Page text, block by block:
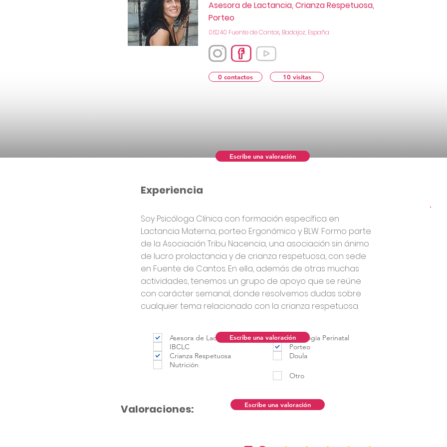
Asesora de Lactancia, Crianza Respetuosa,
Porteo
06240 Fuente de Cantos, Badajoz, España
0 contactos 10 visitas
Soy Psicóloga Clínica con formación específica en
Lactancia Materna, porteo Ergonómico y BLW. Formo parte
de la Asociación Tribu Nacencia, una asociación sin ánimo
de lucro prolactancia y de crianza respetuosa, con sede
en Fuente de Cantos. En ella, además de otras muchas
actividades, tenemos un grupo de apoyo que se reúne
con carácter semanal, donde resolvemos dudas sobre
cualquier tema relacionado con la crianza respetuosa.
Asesora de Lactancia
IBCLC
Crianza Respetuosa
Nutrición
Psicología Perinatal
Porteo
Doula
Otro
Experiencia
Valoraciones: Escribe una valoración
Escribe una valoración
Escribe una valoración